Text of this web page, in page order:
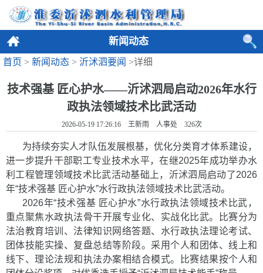
新闻动态
首页 > 新闻动态 > 沂沭泗要闻 >详细
技术强基 匠心护水——沂沭泗局启动2026年水行
政执法领域技术比武活动
2026-05-19 17:26:16 王新雨 人事处 326次
为持续夯实人才队伍发展根基，优化分类育才体系建设，
进一步提升干部职工专业技术水平，在继2025年成功举办水
利工程管理领域技术比武活动基础上，沂沭泗局启动了2026
年“技术强基 匠心护水”水行政执法领域技术比武活动。
2026年“技术强基 匠心护水”水行政执法领域技术比武，
重点聚焦水政执法骨干开展专业化、实战化比武。比赛分为
法治教育培训、法律知识网络答题、水行政执法理论考试、
团体技能实操、复盘总结等阶段。采用个人和团体、线上和
线下、理论法规和执法办案相结合模式。比赛结果按个人和